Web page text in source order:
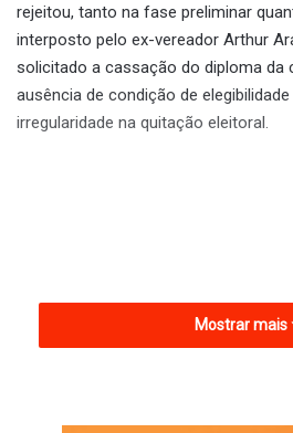
rejeitou, tanto na fase preliminar
interposto pelo ex-vereador Arthur
solicitado a cassação do diploma da
ausência de condição de
irregularidade na quitação eleitoral.
Mostrar mais